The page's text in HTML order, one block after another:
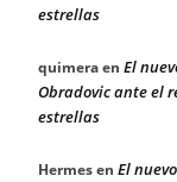
estrellas
quimeraen El
Obradovic ante el
estrellas
Hermesen El